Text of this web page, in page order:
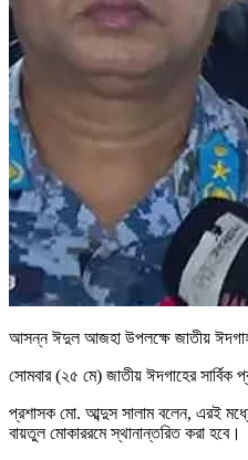
আসন্ন ঈদুল আজহা উপলক্ষে জাতীয় ঈদগাহ
সোমবার (২৫ মে) জাতীয় ঈদগাহের সার্বিক
প্রশাসক মো. আব্দুস সালাম বলেন, এরই
বায়তুল মোকাররমে স্থানান্তরিত করা হবে।